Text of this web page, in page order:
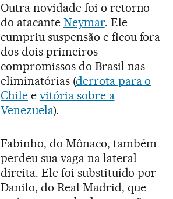
Outra novidade foi o retorno
do atacante Neymar. Ele
cumpriu suspensão e ficou fora
dos dois primeiros
compromissos do Brasil nas
eliminatórias (derrota para o
Chilee vitória sobre a
Venezuela).
Fabinho, do Mônaco, também
perdeu sua vaga na lateral
direita. Ele foi substituído por
Danilo, do Real Madrid, que